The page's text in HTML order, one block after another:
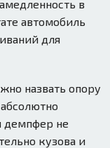
в
автомобиль
для
назвать опору
демпфер не
кузова и